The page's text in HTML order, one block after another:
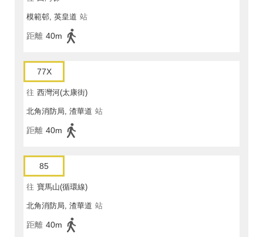
模範邨, 英皇道 站
距離 40m
77X
往 西灣河(太康街)
北角消防局, 渣華道 站
距離 40m
85
往 寶馬山(循環線)
北角消防局, 渣華道 站
距離 40m